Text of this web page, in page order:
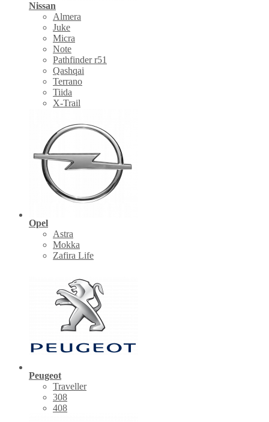
Nissan
Almera
Juke
Micra
Note
Pathfinder r51
Qashqai
Terrano
Tiida
X-Trail
Opel
Astra
Mokka
Zafira Life
Peugeot
Traveller
308
408